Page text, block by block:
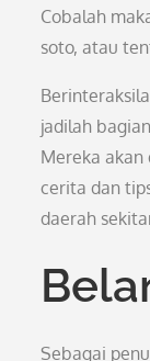
Cobalah
soto, atau
jadilah
Mereka
cerita dan
daerah
Sebagai